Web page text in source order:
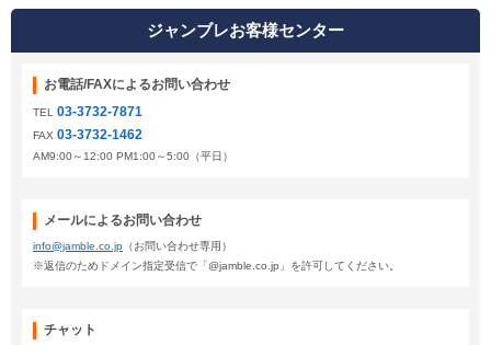
ジャンブレお客様センター
お電話/FAXによるお問い合わせ
TEL 03-3732-7871
FAX 03-3732-1462
AM9:00～12:00 PM1:00～5:00（平日）
メールによるお問い合わせ
info@jamble.co.jp （お問い合わせ専用）
※返信のためドメイン指定受信で「@jamble.co.jp」を許可してください。
チャット